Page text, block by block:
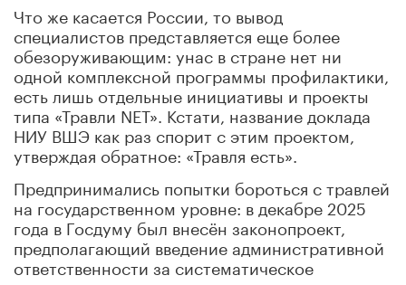
Что же касается России, то вывод
специалистов представляется еще более
обезоруживающим: унас в стране нет ни
одной комплексной программы профилактики,
есть лишь отдельные инициативы и проекты
типа «ТравлиNET». Кстати, название доклада
НИУ ВШЭ как раз спорит с этим проектом,
утверждая обратное: «Травля есть».
Предпринимались попытки бороться с травлей
на государственном уровне: вдекабре 2025
года в Госдуму был внесён законопроект,
предполагающий введение административной
ответственности за систематическое